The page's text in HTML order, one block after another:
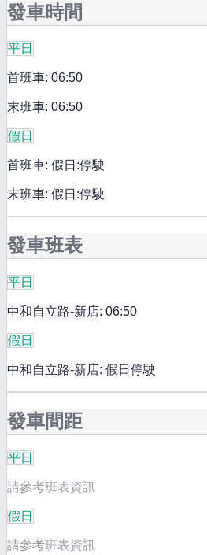
發車時間
平日
首班車: 06:50
末班車: 06:50
假日
首班車: 假日:停駛
末班車: 假日:停駛
發車班表
平日
中和自立路-新店: 06:50
假日
中和自立路-新店: 假日停駛
發車間距
平日
請參考班表資訊
假日
請參考班表資訊